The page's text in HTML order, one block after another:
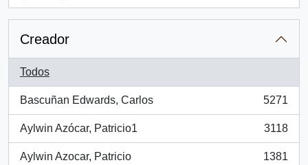
Creador
Todos
Bascuñan Edwards, Carlos
, 5271 resultados
5271
Aylwin Azócar, Patricio1
, 3118 resultados
3118
Aylwin Azocar, Patricio 1381